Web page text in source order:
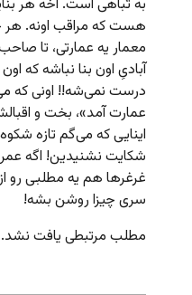
به تباهی است. آخه هر
هست که مراقب اونه. هر
معمار یه عمارتی، تا
آبادیِ اون بنا نباشه
درست نمی‌شه!! اونی که
عمارت آمد»، بخت و
اینایی که می‌گم تازه
شکایت نشنیدین! اگه
غرغرها هم یه مطلبی رو
سری چیزا روشن بشه!
مطلب مرتبطی یافت نشد.